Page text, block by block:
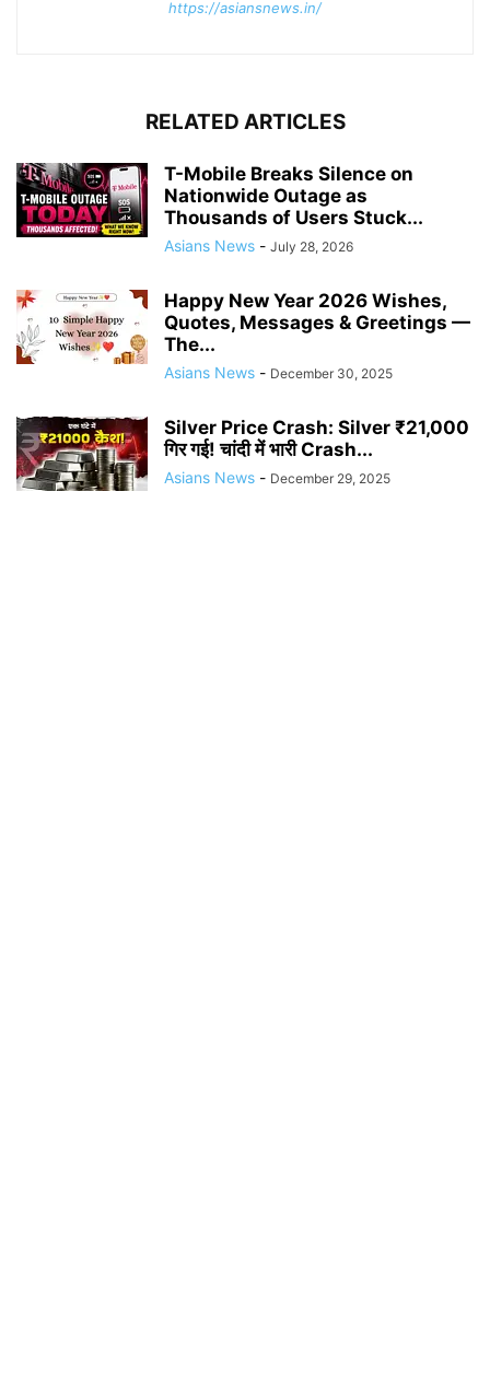
https://asiansnews.in/
RELATED ARTICLES
T-Mobile Breaks Silence on
Nationwide Outage as
Thousands of Users Stuck...
Asians News - July 28, 2026
Happy New Year 2026 Wishes,
Quotes, Messages & Greetings —
The...
Asians News - December 30, 2025
Silver Price Crash: Silver ₹21,000
गिर गई! चांदी में भारी Crash...
Asians News - December 29, 2025